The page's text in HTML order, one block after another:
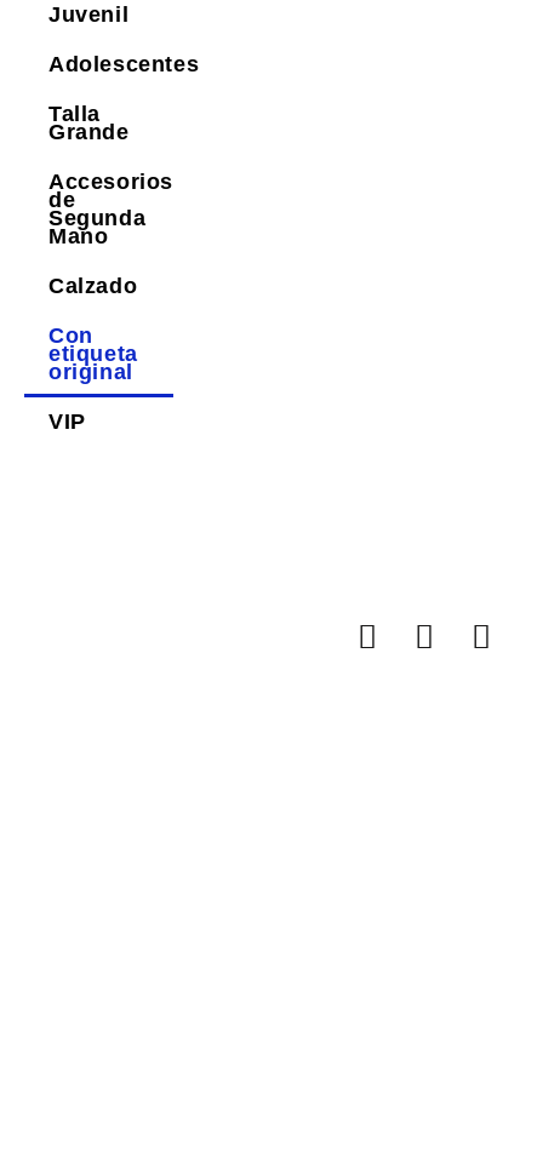
Juvenil
Adolescentes
Talla
Grande
Accesorios
de
Segunda
Mano
Calzado
Con
etiqueta
original
VIP